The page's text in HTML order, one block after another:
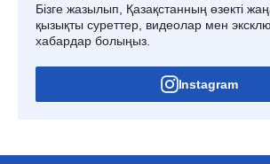
Бізге жазылып, Қазақстанның өзекті
қызықты суреттер, видеолар мен
хабардар болыңыз.
Instagram